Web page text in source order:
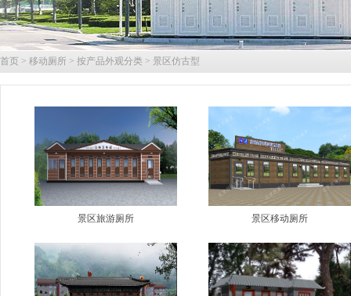
首页 > 移动厕所 > 按产品外观分类 > 景区仿古型
景区旅游厕所 景区移动厕所